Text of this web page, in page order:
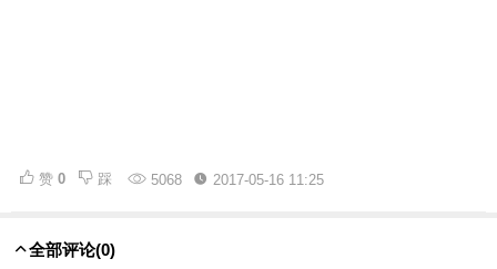
赞 0 踩 5068 2017-05-16 11:25
全部评论(0)